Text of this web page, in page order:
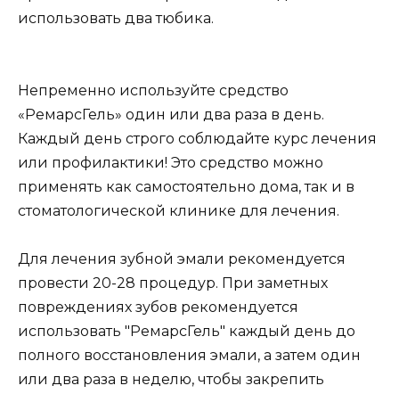
использовать два тюбика.
Непременно используйте средство
«РемарсГель» один или два раза в день.
Каждый день строго соблюдайте курс лечения
или профилактики! Это средство можно
применять как самостоятельно дома, так и в
стоматологической клинике для лечения.
Для лечения зубной эмали рекомендуется
провести 20-28 процедур. При заметных
повреждениях зубов рекомендуется
использовать "РемарсГель" каждый день до
полного восстановления эмали, а затем один
или два раза в неделю, чтобы закрепить